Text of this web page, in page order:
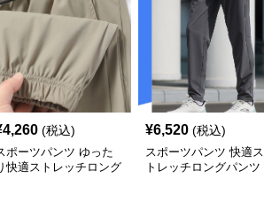
4,260 (税込)
ポーツパンツ ゆった
快適ストレッチロング
¥6,520 (税込)
スポーツパンツ 快適ス
トレッチロングパンツ